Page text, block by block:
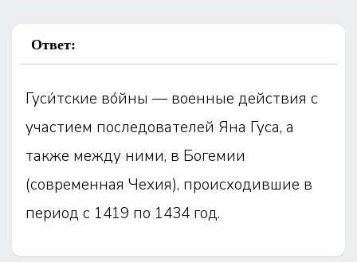
Ответ:
Гуси́тские во́йны — военные действия с
участием последователей Яна Гуса, а
также между ними, в Богемии
(современная Чехия), происходившие в
период с 1419 по 1434 год.